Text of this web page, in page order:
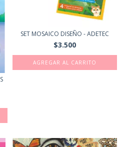
SET MOSAICO DISEÑO - ADETEC
$3.500
AGREGAR AL CARRITO